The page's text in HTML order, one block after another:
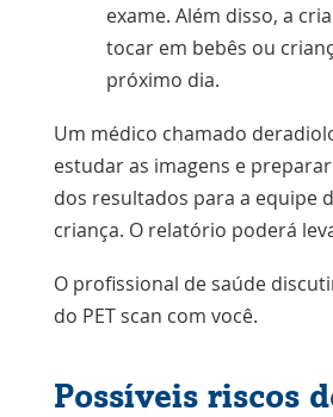
exame. Além disso, a
tocar em bebês ou
próximo dia.
Um médico chamado de
estudar as imagens e
dos resultados para a equipe
criança. O relatório poderá
O profissional de saúde
do PET scan com você.
Possíveis riscos